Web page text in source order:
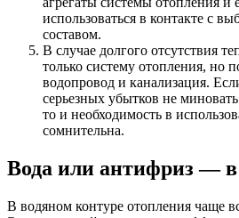
использоваться в контакте с
составом.
В случае долгого отсутствия
только систему отопления, но
водопровод и канализация.
серьезных убытков не
то и необходимость в
сомнительна.
Вода или антифриз — в
В водяном контуре отопления чаще